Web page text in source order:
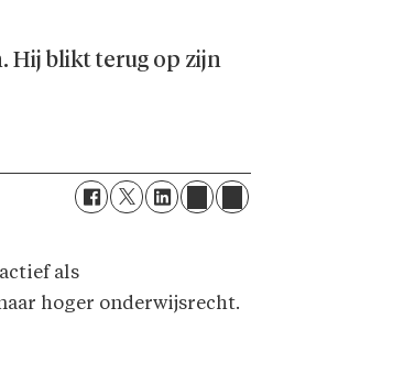
Hij blikt terug op zijn
als
hoger onderwijsrecht.